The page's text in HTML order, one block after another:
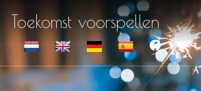
Toekomst voorspellen